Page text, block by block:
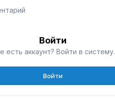
Войти
есть аккаунт? Войти в систему.
Войти